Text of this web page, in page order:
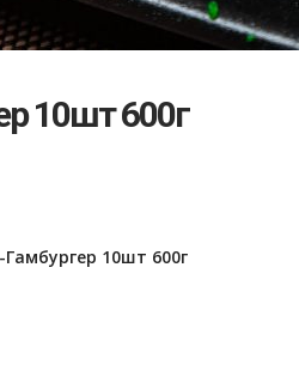
10шт 600г
10шт 600г